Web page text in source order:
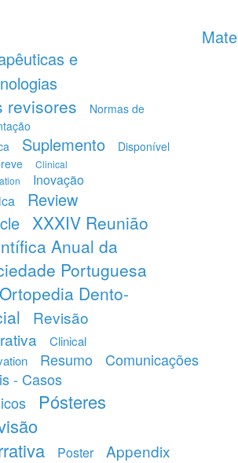
e
revisores
Normas de
Suplemento
Disponível
Clinical
Inovação
Review
XXXIV Reunião
Anual da
Portuguesa
Dento-
Revisão
Clinical
Resumo
Comunicações
- Casos
Pósteres
Poster Appendix